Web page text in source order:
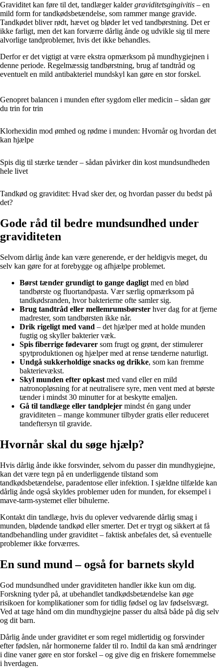
Graviditet kan føre til det, tandlæger kaldergraviditetsgingivitis – en
mild form for tandkødsbetændelse, som rammer mange gravide.
Tandkødet bliver rødt, hævet og bløder let ved tandbørstning. Det er
ikke farligt, men det kan forværre dårlig ånde og udvikle sig til mere
alvorlige tandproblemer, hvis det ikke behandles.
Derfor er det vigtigt at være ekstra opmærksom på mundhygiejnen i
denne periode. Regelmæssig tandbørstning, brug af tandtråd og
eventuelt en mild antibakteriel mundskyl kan gøre en stor forskel.
Genopret balancen i munden efter sygdom eller medicin – sådan gør
du trin for trin
Klorhexidin mod ømhed og rødme i munden: Hvornår og hvordan det
kan hjælpe
Spis dig til stærke tænder – sådan påvirker din kost mundsundheden
hele livet
Tandkød og graviditet: Hvad sker der, og hvordan passer du bedst på
det?
Gode råd til bedre mundsundhed under
graviditeten
Selvom dårlig ånde kan være generende, er der heldigvis meget, du
selv kan gøre for at forebygge og afhjælpe problemet.
Børst tænder grundigt to gange dagligt med en blød
tandbørste og fluortandpasta. Vær særlig opmærksom på
tandkødsranden, hvor bakterierne ofte samler sig.
Brug tandtråd eller mellemrumsbørster hver dag for at fjerne
madrester, som tandbørsten ikke når.
Drik rigeligt med vand – det hjælper med at holde munden
fugtig og skyller bakterier væk.
Spis fiberrige fødevarer som frugt og grønt, der stimulerer
spytproduktionen og hjælper med at rense tænderne naturligt.
Undgå sukkerholdige snacks og drikke, som kan fremme
bakterievækst.
Skyl munden efter opkast med vand eller en mild
natronopløsning for at neutralisere syre, men vent med at børste
tænder i mindst 30 minutter for at beskytte emaljen.
Gå til tandlæge eller tandplejer mindst én gang under
graviditeten – mange kommuner tilbyder gratis eller reduceret
tandeftersyn til gravide.
Hvornår skal du søge hjælp?
Hvis dårlig ånde ikke forsvinder, selvom du passer din mundhygiejne,
kan det være tegn på en underliggende tilstand som
tandkødsbetændelse, paradentose eller infektion. I sjældne tilfælde kan
dårlig ånde også skyldes problemer uden for munden, for eksempel i
mave-tarm-systemet eller bihulerne.
Kontakt din tandlæge, hvis du oplever vedvarende dårlig smag i
munden, blødende tandkød eller smerter. Det er trygt og sikkert at få
tandbehandling under graviditet – faktisk anbefales det, så eventuelle
problemer ikke forværres.
En sund mund – også for barnets skyld
God mundsundhed under graviditeten handler ikke kun om dig.
Forskning tyder på, at ubehandlet tandkødsbetændelse kan øge
risikoen for komplikationer som for tidlig fødsel og lav fødselsvægt.
Ved at tage hånd om din mundhygiejne passer du altså både på dig selv
og dit barn.
Dårlig ånde under graviditet er som regel midlertidig og forsvinder
efter fødslen, når hormonerne falder til ro. Indtil da kan små ændringer
i dine vaner gøre en stor forskel – og give dig en friskere fornemmelse
i hverdagen.